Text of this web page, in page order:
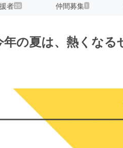
者25 仲間募集 1
の夏は、熱くなる